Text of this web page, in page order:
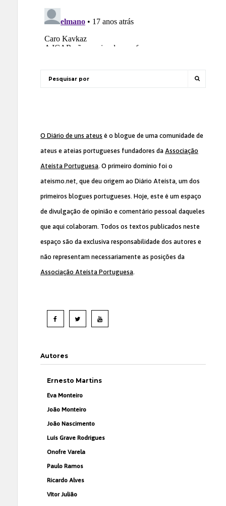
O Diário de uns ateus é o blogue de uma comunidade de
ateus e ateias portugueses fundadores da Associação
Ateísta Portuguesa. O primeiro domínio foi o
ateismo.net, que deu origem ao Diário Ateísta, um dos
primeiros blogues portugueses. Hoje, este é um espaço
de divulgação de opinião e comentário pessoal daqueles
que aqui colaboram. Todos os textos publicados neste
espaço são da exclusiva responsabilidade dos autores e
não representam necessariamente as posições da
Associação Ateísta Portuguesa.
Autores
Ernesto Martins
Eva Monteiro
João Monteiro
João Nascimento
Luís Grave Rodrigues
Onofre Varela
Paulo Ramos
Ricardo Alves
Vítor Julião